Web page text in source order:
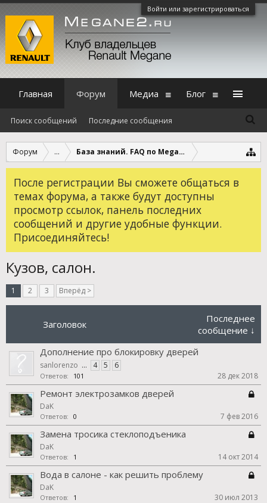
Войти или зарегистрироваться
Форум ... База знаний. FAQ по Megane, Scenic и Fluence.
После регистрации Вы сможете общаться в
темах форума, а также будут доступны
просмотр ссылок, панель последних
сообщений и другие удобные функции.
Присоединяйтесь!
Кузов, салон.
1 2 3 Вперёд >
Заголовок
Последнее
сообщение ↓
Дополнение про блокировку дверей
sanlorenzo ... 4 5 6
Ответов: 101 28 дек 2018
Ремонт электрозамков дверей
DaK
Ответов: 0 7 фев 2016
Замена тросика стеклоподъеника
DaK
Ответов: 1 14 окт 2014
Вода в салоне - как решить проблему
DaK
Ответов: 1 30 июл 2013
Главная Форум
Поиск сообщений Последние сообщения
Медиа Блог